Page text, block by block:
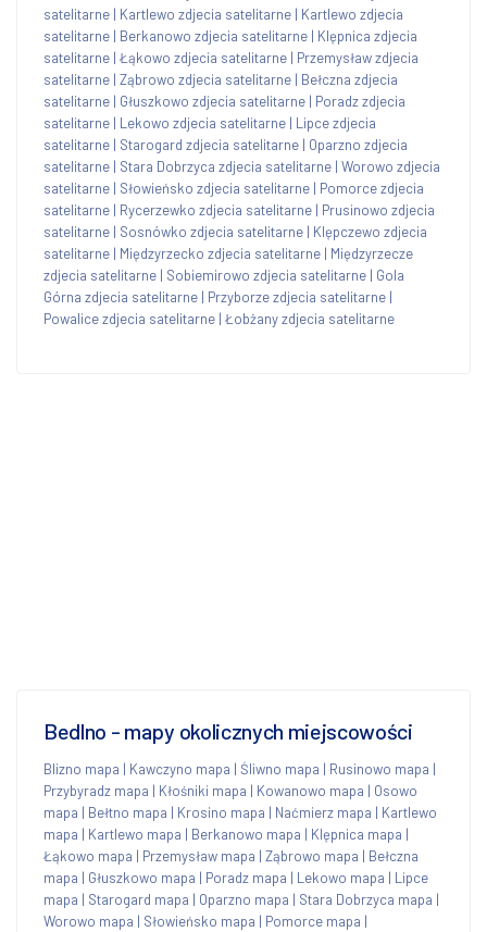
satelitarne | Kartlewo zdjecia satelitarne | Kartlewo zdjecia
satelitarne | Berkanowo zdjecia satelitarne | Klępnica zdjecia
satelitarne | Łąkowo zdjecia satelitarne | Przemysław zdjecia
satelitarne | Ząbrowo zdjecia satelitarne | Bełczna zdjecia
satelitarne | Głuszkowo zdjecia satelitarne | Poradz zdjecia
satelitarne | Lekowo zdjecia satelitarne | Lipce zdjecia
satelitarne | Starogard zdjecia satelitarne | Oparzno zdjecia
satelitarne | Stara Dobrzyca zdjecia satelitarne | Worowo zdjecia
satelitarne | Słowieńsko zdjecia satelitarne | Pomorce zdjecia
satelitarne | Rycerzewko zdjecia satelitarne | Prusinowo zdjecia
satelitarne | Sosnówko zdjecia satelitarne | Klępczewo zdjecia
satelitarne | Międzyrzecko zdjecia satelitarne | Międzyrzecze
zdjecia satelitarne | Sobiemirowo zdjecia satelitarne | Gola
Górna zdjecia satelitarne | Przyborze zdjecia satelitarne |
Powalice zdjecia satelitarne | Łobżany zdjecia satelitarne
Bedlno - mapy okolicznych miejscowości
Blizno mapa | Kawczyno mapa | Śliwno mapa | Rusinowo mapa |
Przybyradz mapa | Kłośniki mapa | Kowanowo mapa | Osowo
mapa | Bełtno mapa | Krosino mapa | Naćmierz mapa | Kartlewo
mapa | Kartlewo mapa | Berkanowo mapa | Klępnica mapa |
Łąkowo mapa | Przemysław mapa | Ząbrowo mapa | Bełczna
mapa | Głuszkowo mapa | Poradz mapa | Lekowo mapa | Lipce
mapa | Starogard mapa | Oparzno mapa | Stara Dobrzyca mapa |
Worowo mapa | Słowieńsko mapa | Pomorce mapa |